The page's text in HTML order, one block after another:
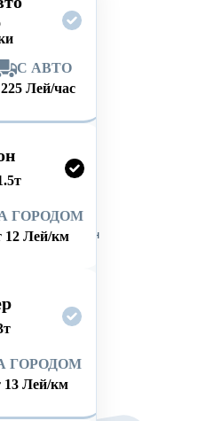
С АВТО
225 Лей/час
т
ГОРОДОМ
12 Лей/км
т
ГОРОДОМ
13 Лей/км